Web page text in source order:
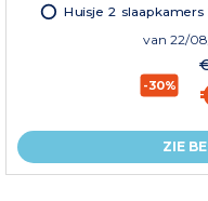
Huisje 2
van 22/
-30%
ZIE